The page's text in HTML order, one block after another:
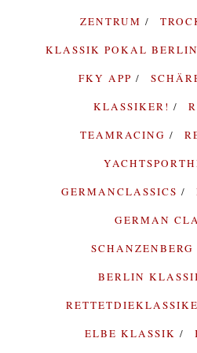
ZENTRUM
KLASSIK POKAL BERLIN
FKY APP
KLASSIKER!
TEAMRACING
GERMANCLASSICS
GERMAN
SCHANZENBERG
BERLIN
ELBE KLASSIK